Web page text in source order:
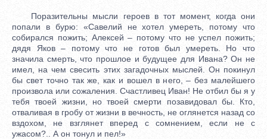
Поразительны мысли героев в тот момент, когда они
попали в бурю: «Савелий не хотел умереть, потому что
собирался пожить; Алексей – потому что не успел пожить;
дядя Яков – потому что не готов был умереть. Но что
значила смерть, что прошлое и будущее для Ивана? Он не
имел, на чем свесить этих загадочных мыслей. Он покинул
бы свет точно так же, как и вошел в него, – без малейшего
произвола или сожаления. Счастливец Иван! Не отбил бы я у
тебя твоей жизни, но твоей смерти позавидовал бы. Кто,
отваливая в гробу от жизни в вечность, не оглянется назад со
вздохом, не взглянет вперед с сомнением, если не с
ужасом?.. А он тонул и пел!»